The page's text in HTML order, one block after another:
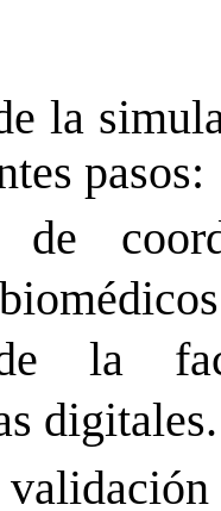
la
pasos:
de
la
digitales.